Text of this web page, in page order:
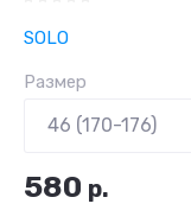
SOLO
Размер
580 р.